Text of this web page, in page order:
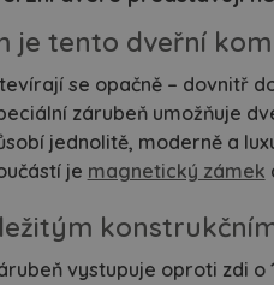
montážní návody
doporučené rozměry
certifikáty / prohlášení
je tento dveřní
se opačně – dovnitř
zárubeň umožňuje
jednolitě, moderně a
je magnetický zámek
vystupuje oproti zdi o